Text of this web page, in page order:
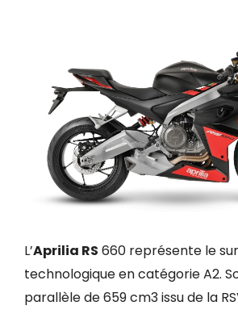
L’Aprilia RS 660 représente le
technologique en catégorie A2.
parallèle de 659 cm3 issu de la